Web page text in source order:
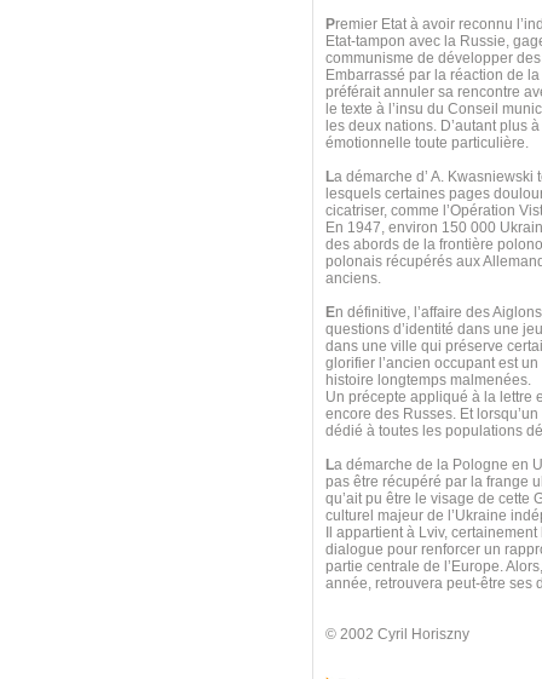
Premier Etat à avoir reconnu
Etat-tampon avec la Russie,
communisme de développer
Embarrassé par la réaction de
préférait annuler sa rencontre
le texte à l’insu du Conseil
les deux nations. D’autant plus
émotionnelle toute particulière.
La démarche d’ A.
lesquels certaines pages
cicatriser, comme l’Opération
En 1947, environ 150 000
des abords de la frontière
polonais récupérés aux
anciens.
En définitive, l’affaire des
questions d’identité dans une
dans une ville qui préserve
glorifier l’ancien occupant est
histoire longtemps malmenées.
Un précepte appliqué à la lettre
encore des Russes. Et
dédié à toutes les populations
La démarche de la Pologne en
pas être récupéré par la frange
qu’ait pu être le visage de cette
culturel majeur de l’Ukraine
Il appartient à Lviv,
dialogue pour renforcer un
partie centrale de l’Europe.
année, retrouvera peut-être ses
© 2002 Cyril Horiszny